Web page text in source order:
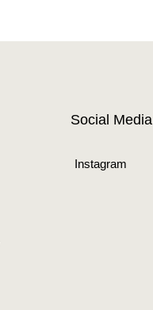
Social Media
Instagram